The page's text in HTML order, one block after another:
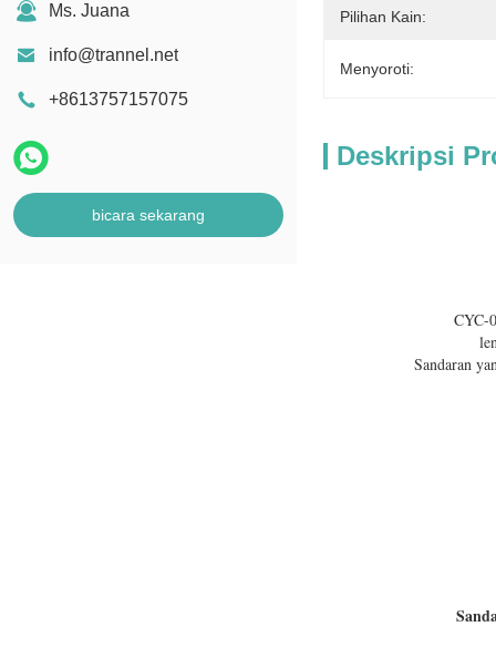
Ms. Juana
info@trannel.net
+8613757157075
bicara sekarang
Pilihan Kain:
Menyoroti:
Deskripsi
CYC-
Sandaran